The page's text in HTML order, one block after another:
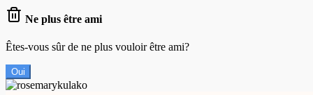
Ne plus être ami
Êtes-vous sûr de ne plus vouloir être ami?
Oui